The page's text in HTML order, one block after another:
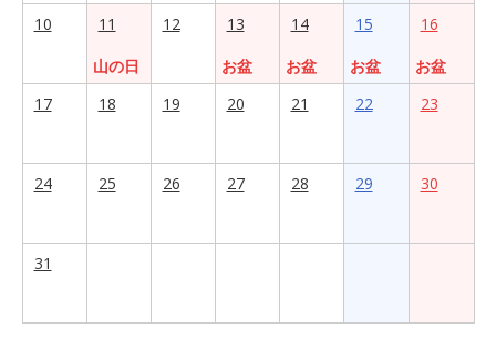
10
11
山の日
12
13
お盆
14
お盆
15
お盆
16
お盆
17
18 19 20 21 22 23
24 25 26 27 28 29 30
31